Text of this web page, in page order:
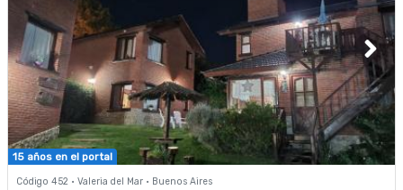
15 años en el portal
Código 452 · Valeria del Mar · Buenos Aires